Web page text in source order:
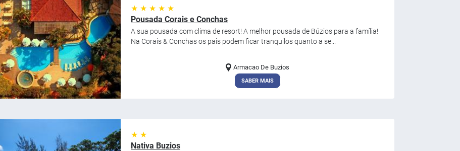
★ ★ ★ ★ ★
Pousada Corais e Conchas
A sua pousada com clima de resort! A melhor pousada de Búzios para a família!
Na Corais & Conchas os pais podem ficar tranquilos quanto a se...
Armacao De Buzios
SABER MAIS
★ ★
Nativa Buzios